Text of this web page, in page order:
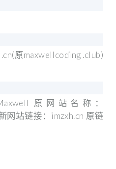
原maxwellcoding .club)
原网站名称：
网站链接：imzxh.cn 原链